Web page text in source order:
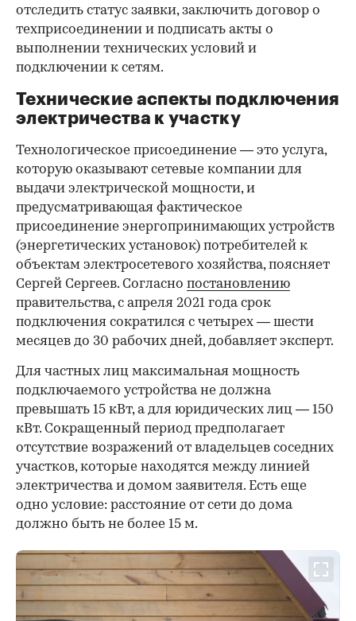
отследить статус заявки, заключить договор о
техприсоединении и подписать акты о
выполнении технических условий и
подключении к сетям.
Технические аспекты подключения
электричества к участку
Технологическое присоединение — это услуга,
которую оказывают сетевые компании для
выдачи электрической мощности, и
предусматривающая фактическое
присоединение энергопринимающих устройств
(энергетических установок) потребителей к
объектам электросетевого хозяйства, поясняет
Сергей Сергеев. Согласно постановлению
правительства, с апреля 2021 года срок
подключения сократился с четырех — шести
месяцев до 30 рабочих дней, добавляет эксперт.
Для частных лиц максимальная мощность
подключаемого устройства не должна
превышать 15 кВт, а для юридических лиц — 150
кВт. Сокращенный период предполагает
отсутствие возражений от владельцев соседних
участков, которые находятся между линией
электричества и домом заявителя. Есть еще
одно условие: расстояние от сети до дома
должно быть не более 15 м.